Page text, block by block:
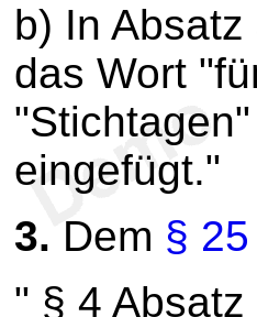
b) In
das Wort
eingefügt."
3. Dem § 25
" § 4